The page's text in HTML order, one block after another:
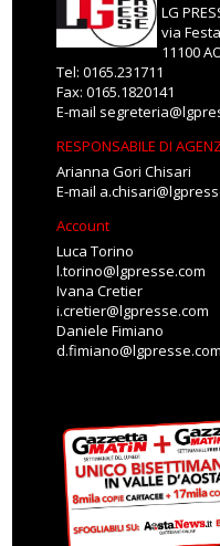
LG
via
11100
Tel: 0165.231711
Fax: 0165.1820141
E-mail
RESPONSABILE DI
Arianna Gori Chisari
E-mail
Account
Luca Torino
l.torino@lgpresse.com
Ivana Cretier
i.cretier@lgpresse.com
Daniele Fimiano
d.fimiano@lgpresse.com